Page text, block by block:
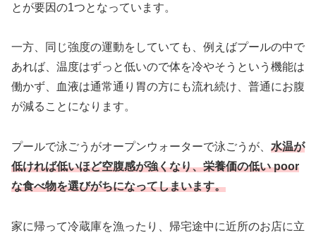
とが要因の1つとなっています。
一方、同じ強度の運動をしていても、例えばプールの中で
あれば、温度はずっと低いので体を冷やそうという機能は
働かず、血液は通常通り胃の方にも流れ続け、普通にお腹
が減ることになります。
プールで泳ごうがオープンウォーターで泳ごうが、 水温が
低ければ低いほど空腹感が強くなり、栄養価の低い poor
な食べ物を選びがちになってしまいます。
家に帰って冷蔵庫を漁ったり、帰宅途中に近所のお店に立